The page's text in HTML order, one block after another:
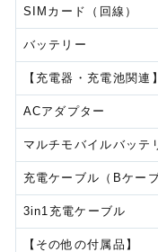
SIMカード（回線）
バッテリー
【充電器・充電池関連】
ACアダプター
マルチモバイルバッテ
充電ケーブル（Bケー
3in1充電ケーブル
【その他の付属品】